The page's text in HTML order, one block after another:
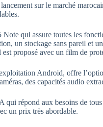
sur le marché
qui assure toutes les
un stockage sans pareil et
proposé avec un film de
Android, offre
des capacités audio
qui répond aux besoins de
un prix très abordable.